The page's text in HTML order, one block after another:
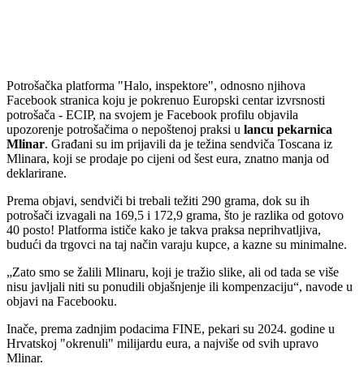
Potrošačka platforma "Halo, inspektore", odnosno njihova
Facebook stranica koju je pokrenuo Europski centar izvrsnosti
potrošača - ECIP, na svojem je Facebook profilu objavila
upozorenje potrošačima o nepoštenoj praksi u lancu pekarnica
Mlinar. Građani su im prijavili da je težina sendviča Toscana iz
Mlinara, koji se prodaje po cijeni od šest eura, znatno manja od
deklarirane.
Prema objavi, sendviči bi trebali težiti 290 grama, dok su ih
potrošači izvagali na 169,5 i 172,9 grama, što je razlika od gotovo
40 posto! Platforma ističe kako je takva praksa neprihvatljiva,
budući da trgovci na taj način varaju kupce, a kazne su minimalne.
Zato smo se žalili Mlinaru, koji je tražio slike, ali od tada se više
nisu javljali niti su ponudili objašnjenje ili kompenzaciju , navode u
objavi na Facebooku.
Inače, prema zadnjim podacima FINE, pekari su 2024. godine u
Hrvatskoj "okrenuli" milijardu eura, a najviše od svih upravo
Mlinar.